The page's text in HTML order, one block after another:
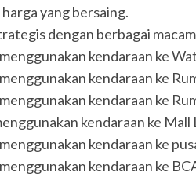
yang bersaing.
dengan berbagai
kendaraan ke
kendaraan ke
kendaraan ke
kendaraan ke Mall
kendaraan ke
kendaraan ke